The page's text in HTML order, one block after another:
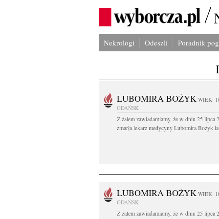
Nekrologi Odeszli Poradnik
LUBOMIRA BOŻYK WIEK:
GDAŃSK
Z żalem zawiadamiamy, że w dniu 25 lipca
zmarła lekarz medycyny Lubomira Bożyk
LUBOMIRA BOŻYK WIEK:
GDAŃSK
Z żalem zawiadamiamy, że w dniu 25 lipca